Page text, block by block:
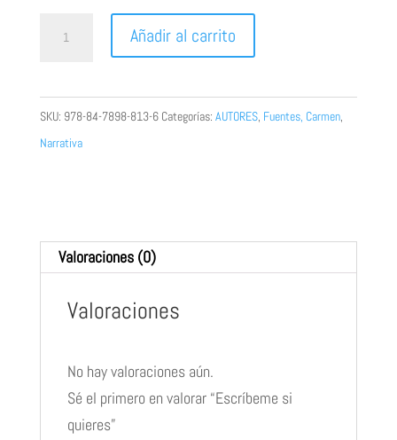
Añadir al carrito
SKU: 978-84-7898-813-6 Categorías: AUTORES, Fuentes, Carmen,
Narrativa
Valoraciones (0)
Valoraciones
No hay valoraciones aún.
Sé el primero en valorar “Escríbeme si
quieres”